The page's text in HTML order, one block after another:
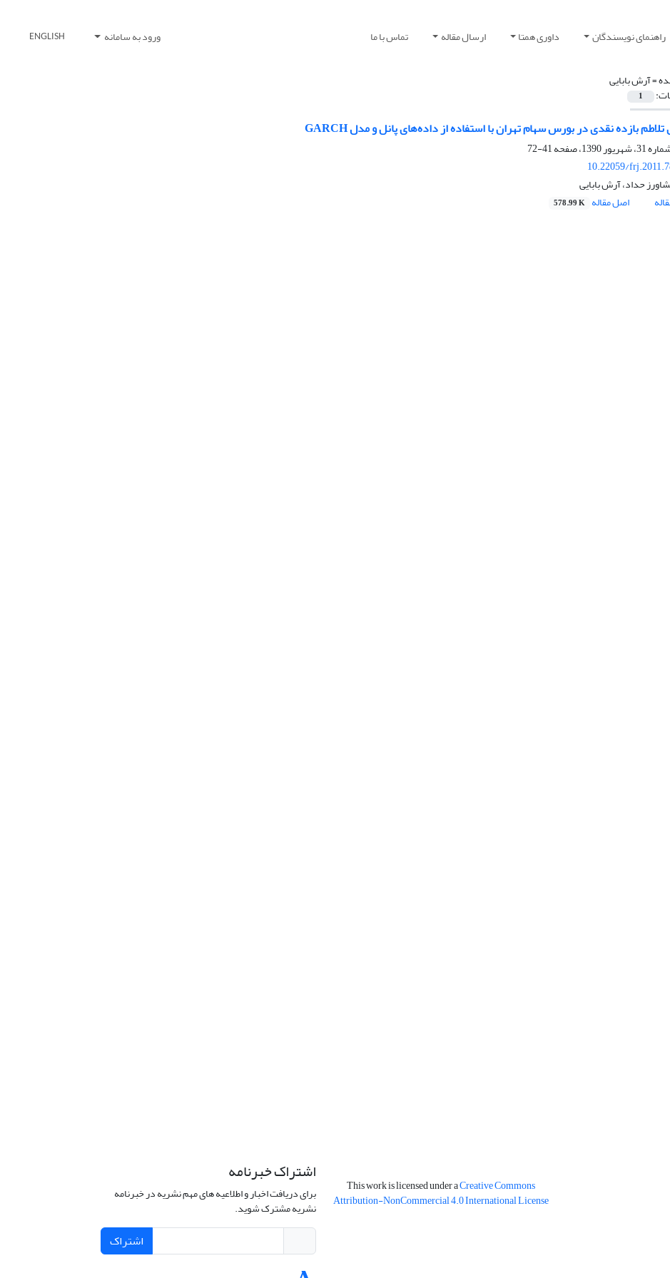
راهنمای نویسندگان داوری همتا ارسال مقاله تماس با ما ورود به سامانه ENGLISH
=آرش بابایی
1
41-72
10.22059/
حداد، آرش بابایی
اصل مقاله 578.99 K
This work is licensed under aCreative Commons
Attribution-NonCommercial 4.0 International License
اشتراک خبرنامه
برای دریافت اخبار و اطلاعیه های مهم نشریه در خبرنامه
نشریه مشترک شوید.
اشتراک